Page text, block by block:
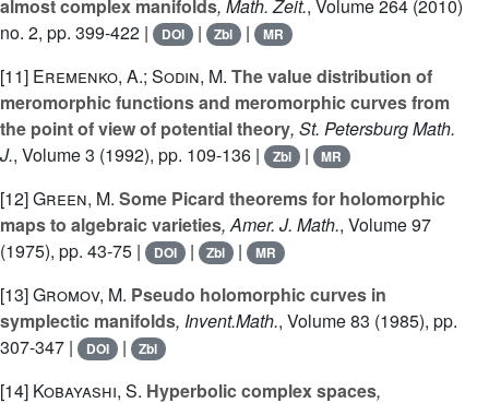
almost complex manifolds, Math. Zeit., Volume 264 (2010)
no. 2, pp. 399-422 |
DOI | Zbl | MR
[11] Eremenko, A.; Sodin, M. The value distribution of
meromorphic functions and meromorphic curves from
the point of view of potential theory, St. Petersburg Math.
J., Volume 3 (1992), pp. 109-136 | Zbl | MR
[12]Green, M. Some Picard theorems for holomorphic
maps to algebraic varieties, Amer. J. Math., Volume 97
(1975), pp. 43-75 |
DOI | Zbl | MR
[13]Gromov, M. Pseudo holomorphic curves in
symplectic manifolds, Invent.Math., Volume 83 (1985), pp.
307-347 |
DOI | Zbl
[14] Kobayashi, S. Hyperbolic complex spaces,